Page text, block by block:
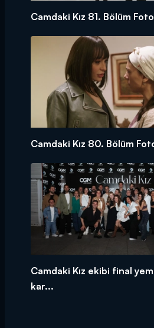
Camdaki Kız 81. Bölüm
Camdaki Kız 80. Bölüm
Camdaki Kız ekibi final
kar...